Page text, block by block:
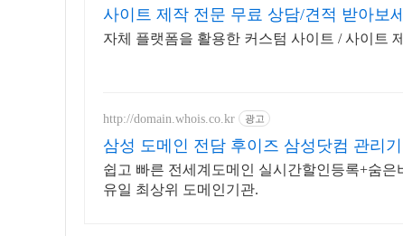
사이트 제작 전문 무료 상담/견적 받아보
자체 플랫폼을 활용한 커스텀 사이트 / 사이트
http://domain.whois.co.kr 광고
삼성 도메인 전담 후이즈 삼성닷컴 관리기
쉽고 빠른 전세계도메인 실시간할인등록+숨
유일 최상위 도메인기관.